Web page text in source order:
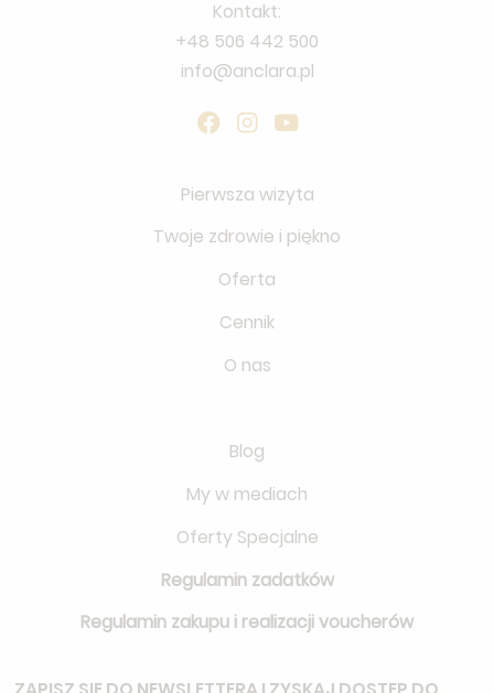
Kontakt:
+48 506 442 500
info@anclara.pl
Pierwsza wizyta
Twoje zdrowie i piękno
Oferta
Cennik
O nas
Blog
My w mediach
Oferty Specjalne
Regulamin zadatków
Regulamin zakupu i realizacji voucherów